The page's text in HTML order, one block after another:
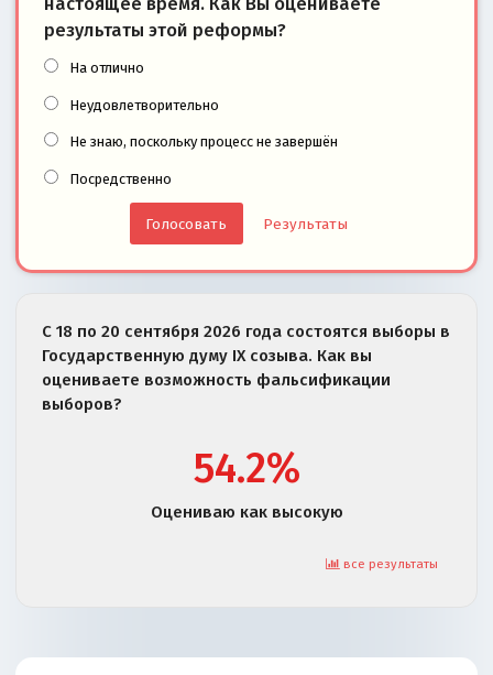
результаты этой реформы?
На отлично
Неудовлетворительно
Не знаю, поскольку процесс не завершён
Посредственно
Результаты
С 18 по 20 сентября 2026 года состоятся выборы в
Государственную думу IX созыва. Как вы
оцениваете возможность фальсификации
выборов?
54.2%
Оцениваю как высокую
все результаты